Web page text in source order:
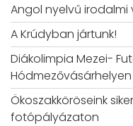
Angol nyelvű
A Krúdyban jártunk!
Diákolimpia Mezei-
Hódmezővásárhelyen
Ökoszakköröseink
fotópályázaton